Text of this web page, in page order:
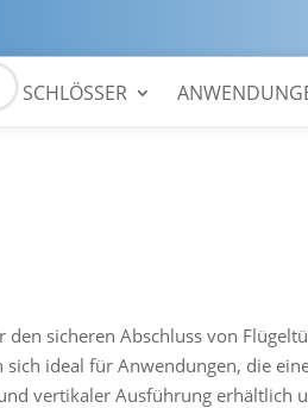
SCHLÖSSER
sicheren Abschluss von
ideal für Anwendungen, die
vertikaler Ausführung